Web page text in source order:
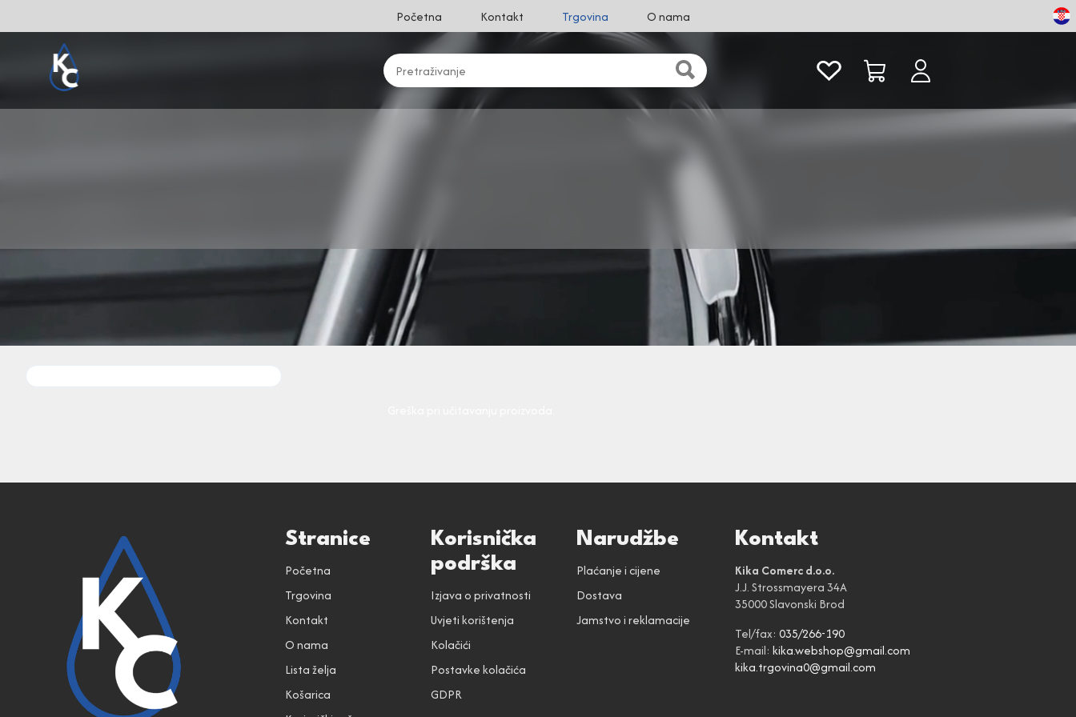
Početna Kontakt Trgovina O nama
Stranice
Početna
Trgovina
Kontakt
O nama
Lista želja
Košarica
Korisnička
podrška
Izjava o privatnosti
Uvjeti korištenja
Kolačići
Postavke kolačića
GDPR
Narudžbe
Plaćanje i cijene
Dostava
Jamstvo i reklamacije
Kontakt
Kika Comerc d.o.o.
J.J. Strossmayera 34A
35000 Slavonski Brod
Tel/fax: 035/266-190
E-mail: kika.webshop@gmail.com
kika.trgovina0@gmail.com